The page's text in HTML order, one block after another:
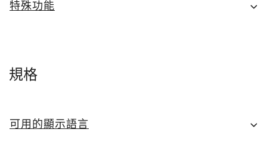
特殊功能
規格
可用的顯示語言